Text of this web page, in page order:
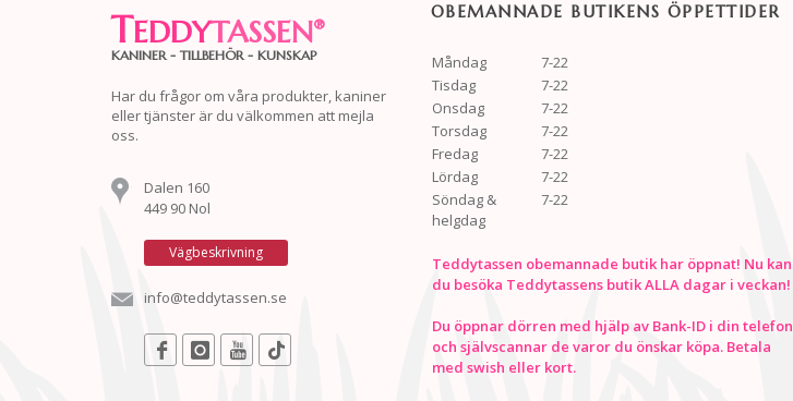
TEDDYTASSEN®
KANINER - TILLBEHÖR - KUNSKAP
Har du frågor om våra produkter, kaniner
eller tjänster är du välkommen att mejla
oss.
Dalen 160
449 90 Nol
Vägbeskrivning
info@teddytassen.se
OBEMANNADE BUTIKENS ÖPPETTIDER
Måndag
7-22
Tisdag
7-22
Onsdag
7-22
Torsdag
7-22
Fredag
7-22
Lördag
7-22
Söndag &
helgdag
7-22
Teddytassen obemannade butik har öppnat! Nu kan
du besöka Teddytassens butik ALLA dagar i veckan!
Du öppnar dörren med hjälp av Bank-ID i din telefon
och självscannar de varor du önskar köpa. Betala
med swish eller kort.